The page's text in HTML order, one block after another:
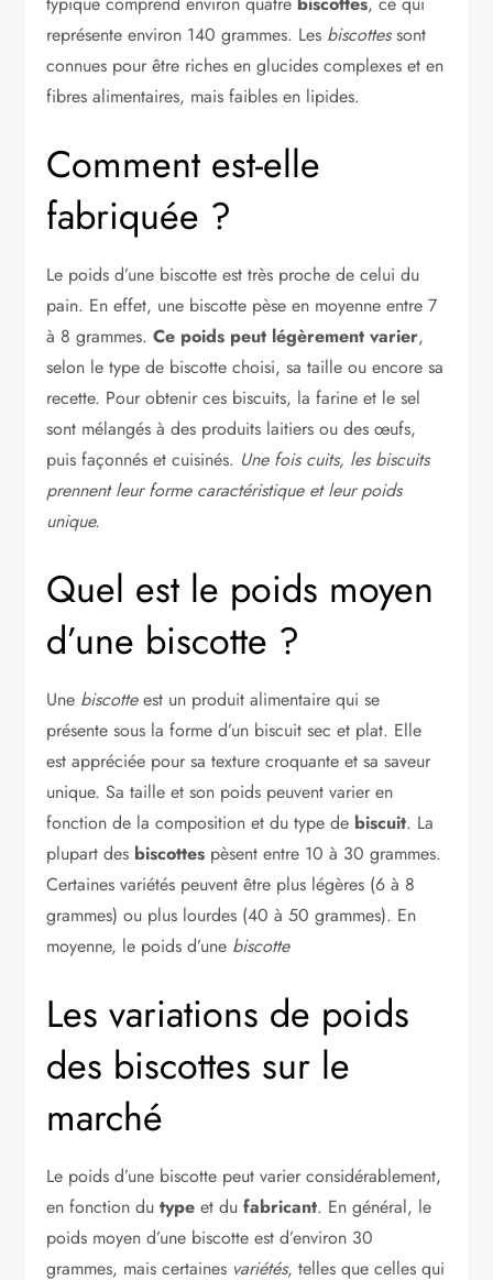
représente environ 140 grammes. Les biscottessont
connues pour être riches en glucides complexes et en
fibres alimentaires, mais faibles en lipides.
Comment est-elle
fabriquée ?
Le poids d’une biscotte est très proche de celui du
pain. En effet, une biscotte pèse en moyenne entre 7
à 8 grammes.Ce poids peut légèrement varier,
selon le type de biscotte choisi, sa taille ou encore sa
recette. Pour obtenir ces biscuits, la farine et le sel
sont mélangés à des produits laitiers ou des œufs,
puis façonnés et cuisinés. Une fois cuits, les biscuits
prennent leur forme caractéristique et leur poids
unique.
Quel est le poids moyen
d’une biscotte ?
Une biscotteest un produit alimentaire qui se
présente sous la forme d’un biscuit sec et plat. Elle
est appréciée pour sa texture croquante et sa saveur
unique. Sa taille et son poids peuvent varier en
fonction de la composition et du type de biscuit. La
plupart des biscottes pèsent entre 10 à 30 grammes.
Certaines variétés peuvent être plus légères (6 à 8
grammes) ou plus lourdes (40 à 50 grammes). En
moyenne, le poids d’une biscotte
Les variations de poids
des biscottes sur le
marché
Le poids d’une biscotte peut varier considérablement,
en fonction dutype et dufabricant. En général, le
poids moyen d’une biscotte est d’environ 30
grammes, mais certaines variétés, telles que celles qui